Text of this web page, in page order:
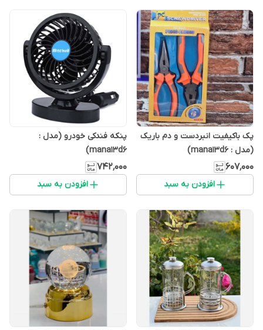
پک باکیفیت انبردست و دم باریک
(مدل : mana13d6)
۶۰۷٬۰۰۰
افزودن به سبد
پنکه فندکی خودرو (مدل :
mana13d6)
۷۴۲٬۰۰۰
افزودن به سبد